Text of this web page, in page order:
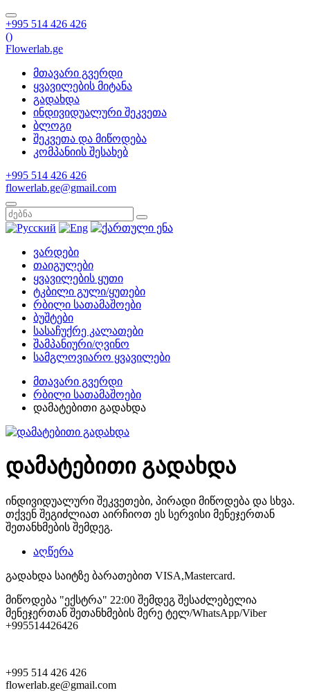
+995 514 426 426
()
Flowerlab.ge
მთავარი გვერდი
ყვავილების მიტანა
გადახდა
ინდივიდუალური შეკვეთა
ბლოგი
შეკვეთა და მიწოდება
კომპანიის შესახებ
+995 514 426 426
flowerlab.ge@gmail.com
ვარდები
თაიგულები
ყვავილების ყუთი
ტკბილი გული/ყუთები
რბილი სათამაშოები
ბუშტები
სასაჩუქრე კალათები
შამპანიური/ღვინო
სამგლოვიარო ყვავილები
მთავარი გვერდი
რბილი სათამაშოები
დამატებითი გადახდა
დამატებითი გადახდა
ინდივიდუალური შეკვეთები, პირადი მიწოდება და სხვა.
თქვენ შეგიძლიათ აირჩიოთ ეს სერვისი მენეჯერთან
შეთანხმების შემდეგ.
აღწერა
გადახდა საიტზე ბარათებით VISA,Mastercard.
მიწოდება "ექსტრა" 22:00 შემდეგ შესაძლებელია
მენეჯერთან შეთანხმების მერე ტელ/WhatsApp/Viber
+995514426426
+995 514 426 426
flowerlab.ge@gmail.com